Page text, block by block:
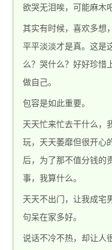
站_热血传奇1.76私
服_新开1.76精品传
欲哭无泪唉，可能麻木
其实有时候，喜欢多想
平平淡淡才是真。这是
么？哭什么？好好珍惜
做自己。
包容是如此重要。
天天忙来忙去干什么，
玩，天天萎靡但很开心
后，为了那不值分钱的
事，我算什么。
天天不出门，让我成宅
句呆在家多好。
说话不冷不热，却让人